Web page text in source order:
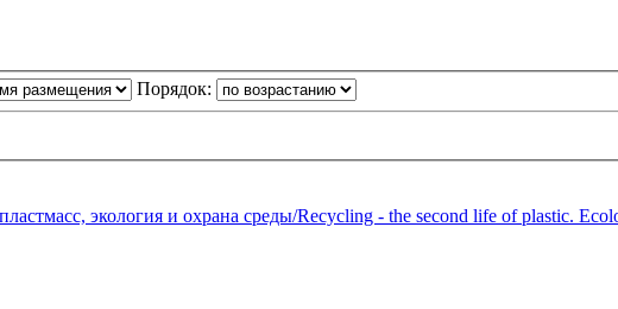
Порядок:
экология и охрана среды/Recycling - the second life of plastic.